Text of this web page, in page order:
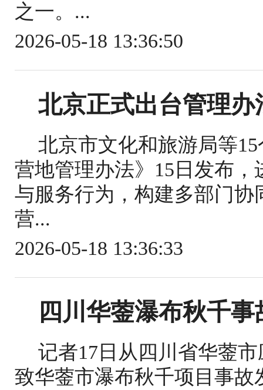
之一。...
2026-05-18 13:36:50
北京正式出台管理
北京市文化和旅游局等
营地管理办法》15日发布
与服务行为，构建多部门
营...
2026-05-18 13:36:33
四川华蓥瀑布秋千
记者17日从四川省华蓥
致华蓥市瀑布秋千项目事